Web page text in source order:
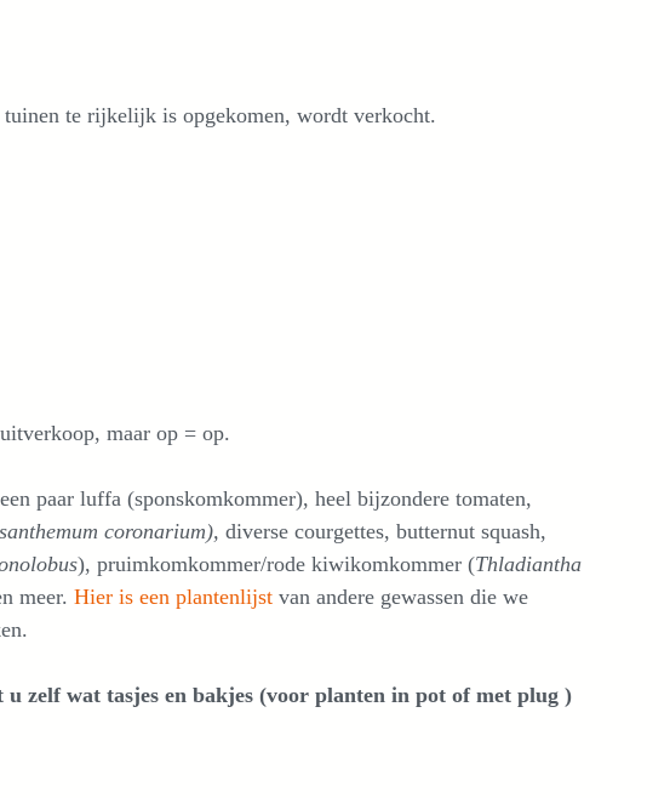
te rijkelijk is opgekomen, wordt verkocht.
maar op = op.
paar luffa (sponskomkommer), heel bijzondere tomaten,
coronarium), diverse courgettes, butternut squash,
), pruimkomkommer/rode kiwikomkommer (Thladiantha
meer. Hier is een plantenlijst van andere gewassen die we
u zelf wat tasjes en bakjes (voor planten in pot of met plug )